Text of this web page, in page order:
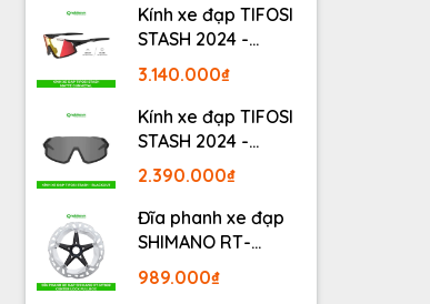
Kính xe đạp TIFOSI
STASH 2024 -
MATTE GUNMETAL
3.140.000₫
Kính xe đạp TIFOSI
STASH 2024 -
BLACKOUT
2.390.000₫
Đĩa phanh xe đạp
SHIMANO RT-
MT800 Center lock
Fullbox
989.000₫